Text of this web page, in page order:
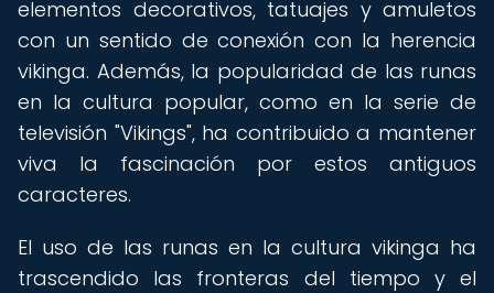
elementos decorativos, tatuajes y amuletos
con un sentido de conexión con la herencia
vikinga. Además, la popularidad de las runas
en la cultura popular, como en la serie de
televisión "Vikings", ha contribuido a mantener
viva la fascinación por estos antiguos
caracteres.
El uso de las runas en la cultura vikinga ha
trascendido las fronteras del tiempo y el